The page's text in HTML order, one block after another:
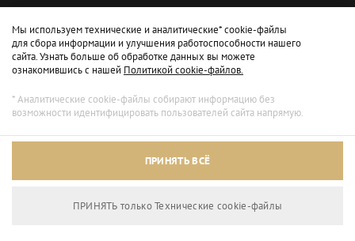
Архивный режим
Мы используем технические и аналитические* cookie-файлы
для сбора информации и улучшения работоспособности нашего
сайта. Узнать больше об обработке данных вы можете
ознакомившись с нашей Политикой cookie-файлов.
* Аналитические cookie-файлы собирают информацию без
возможности идентифицировать пользователей сайта напрямую.
ПРИНЯТЬ ВСЁ
ПРИНЯТЬ только Технические сookie-файлы